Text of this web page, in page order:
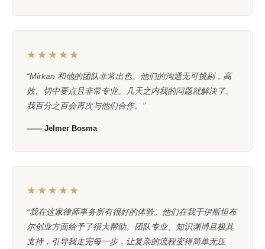
★★★★★
“Mirkan 和他的团队非常出色。他们的沟通无可挑剔，高
效、切中要点且非常专业。几天之内我的问题就解决了。
我百分之百会再次与他们合作。”
—— Jelmer Bosma
★★★★★
“我在这家律师事务所有很好的体验。他们在我于伊斯坦布
尔创业方面给予了很大帮助。团队专业、知识渊博且极其
支持，引导我走完每一步，让复杂的流程变得简单无压